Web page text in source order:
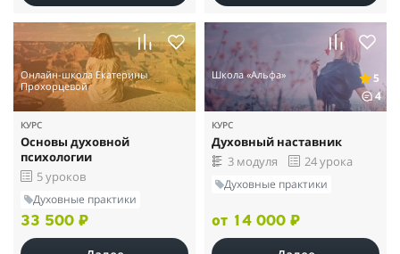
Онлайн-школа Екатерины
Прохорцевой
КУРС
Основы духовной
психологии
5 уроков
Духовные практики
33 500 ₽
Школа «Альфа»
5
4
КУРС
Духовный наставник
3 модуля
24 урока
Духовные практики
от 14 000 ₽